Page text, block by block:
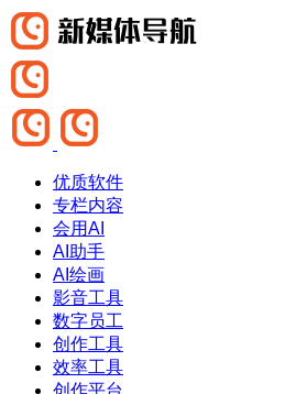
优质软件
专栏内容
会用AI
AI助手
AI绘画
影音工具
数字员工
创作工具
效率工具
创作平台